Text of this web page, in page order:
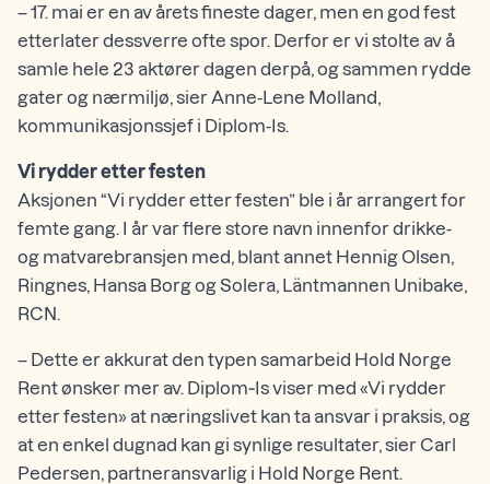
– 17. mai er en av årets fineste dager, men en god fest
etterlater dessverre ofte spor. Derfor er vi stolte av å
samle hele 23 aktører dagen derpå, og sammen rydde
gater og nærmiljø, sier Anne-Lene Molland,
kommunikasjonssjef i Diplom-Is.
Vi rydder etter festen
Aksjonen “Vi rydder etter festen” ble i år arrangert for
femte gang. I år var flere store navn innenfor drikke-
og matvarebransjen med, blant annet Hennig Olsen,
Ringnes, Hansa Borg og Solera, Läntmannen Unibake,
RCN.
– Dette er akkurat den typen samarbeid Hold Norge
Rent ønsker mer av. Diplom‑Is viser med «Vi rydder
etter festen» at næringslivet kan ta ansvar i praksis, og
at en enkel dugnad kan gi synlige resultater, sier Carl
Pedersen, partneransvarlig i Hold Norge Rent.